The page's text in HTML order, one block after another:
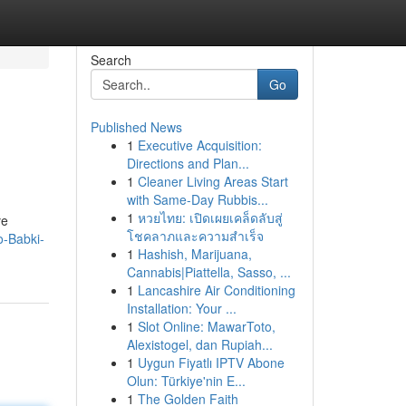
Babki-
Search
Go
Published News
1 Executive Acquisition:
Directions and Plan...
1 Cleaner Living Areas Start
with Same-Day Rubbis...
1 หวยไทย: เปิดเผยเคล็ดลับสู่
โชคลาภและความสำเร็จ
1 Hashish, Marijuana,
Cannabis|Piattella, Sasso, ...
1 Lancashire Air Conditioning
Installation: Your ...
1 Slot Online: MawarToto,
Alexistogel, dan Rupiah...
1 Uygun Fiyatlı IPTV Abone
Olun: Türkiye'nin E...
1 The Golden Faith